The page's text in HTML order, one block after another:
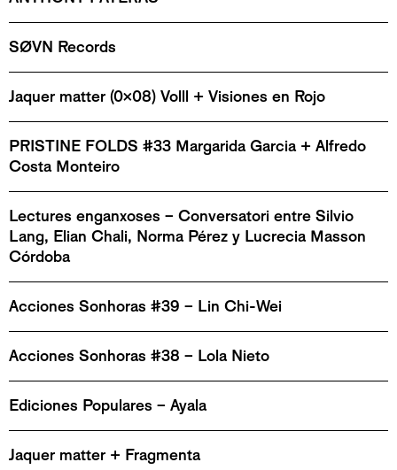
SØVN Records
Jaquer matter (0x08) Volll + Visiones en Rojo
PRISTINE FOLDS #33 Margarida Garcia + Alfredo
Costa Monteiro
Lectures enganxoses – Conversatori entre Silvio
Lang, Elian Chali, Norma Pérez y Lucrecia Masson
Córdoba
Acciones Sonhoras #39 – Lin Chi-Wei
Acciones Sonhoras #38 – Lola Nieto
Ediciones Populares – Ayala
Jaquer matter + Fragmenta